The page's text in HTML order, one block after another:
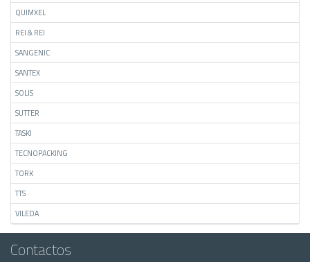
QUIMXEL
REI & REI
SANGENIC
SANTEX
SOLIS
SUTTER
TASKI
TECNOPACKING
TORK
TTS
VILEDA
Contactos